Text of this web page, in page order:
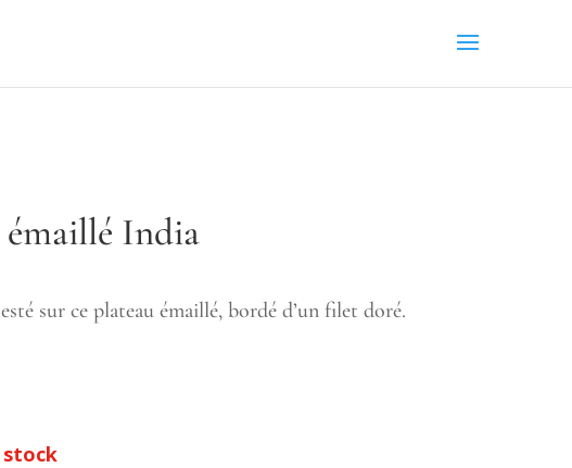
émaillé India
sur ce plateau émaillé, bordé d’un filet doré.
stock